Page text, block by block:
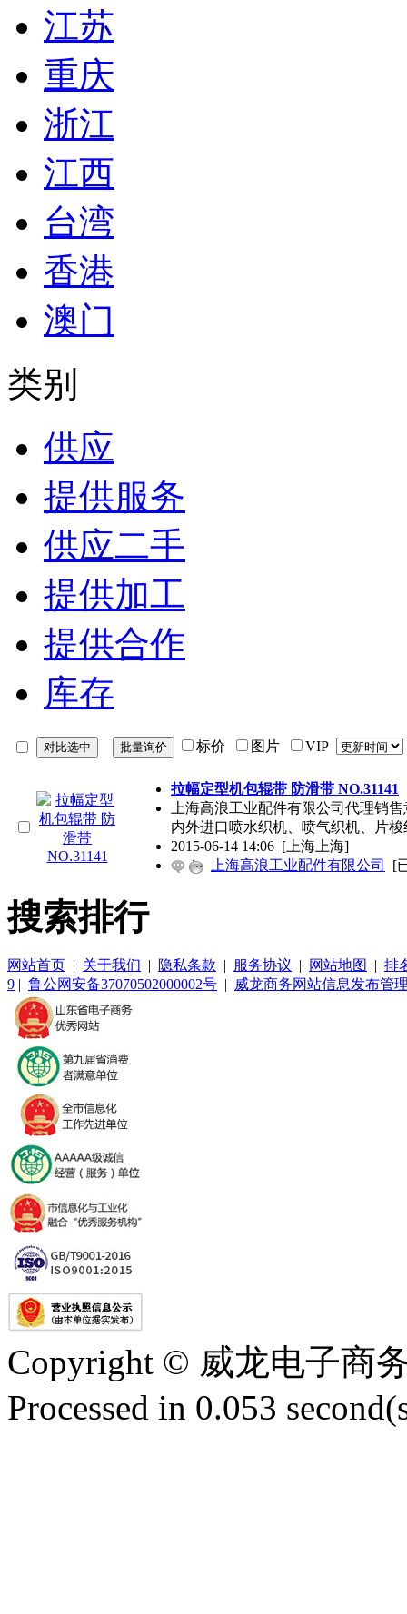
江苏
重庆
浙江
江西
台湾
香港
澳门
类别
供应
提供服务
供应二手
提供加工
提供合作
库存
标价 图片 VIP
拉幅定型机包辊带 防滑带 NO.31141
上海高浪工业配件有限公司代理销
内外进口喷水织机、喷气织机、片
2015-06-14 14:06 [上海上海]
上海高浪工业配件有限公司
[
搜索排行
网站首页 | 关于我们 | 隐私条款 | 服务协议 | 网站地图 | 排
9 | 鲁公网安备37070502000002号 | 威龙商务网站信息发布管
Copyright © 威龙电子商
Processed in 0.053